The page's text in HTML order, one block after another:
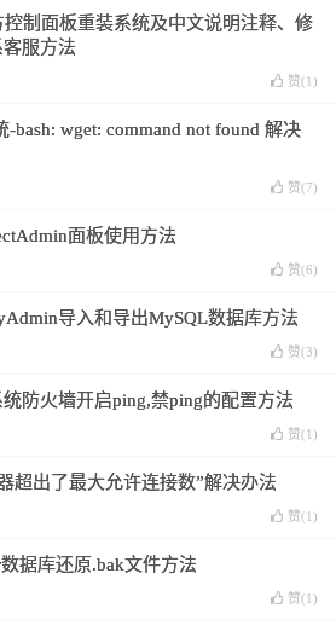
控制面板重装系统及中文说明注释、修
服方法
赞(1 )
-bash: wget: command not found 解决
赞(7)
面板使用方法
赞(6)
导入和导出MySQL数据库方法
赞(3)
统防火墙开启ping,禁ping的配置方法
赞(1 )
超出了最大允许连接数”解决办法
赞(1 )
数据库还原.bak文件方法
赞(1 )